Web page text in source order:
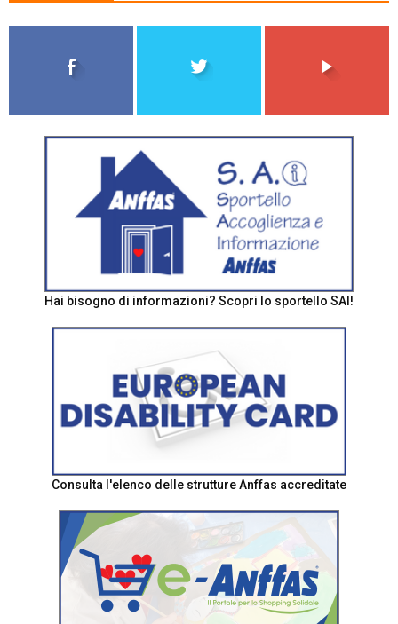
Hai bisogno di informazioni? Scopri lo sportello SAI!
Consulta l'elenco delle strutture Anffas accreditate